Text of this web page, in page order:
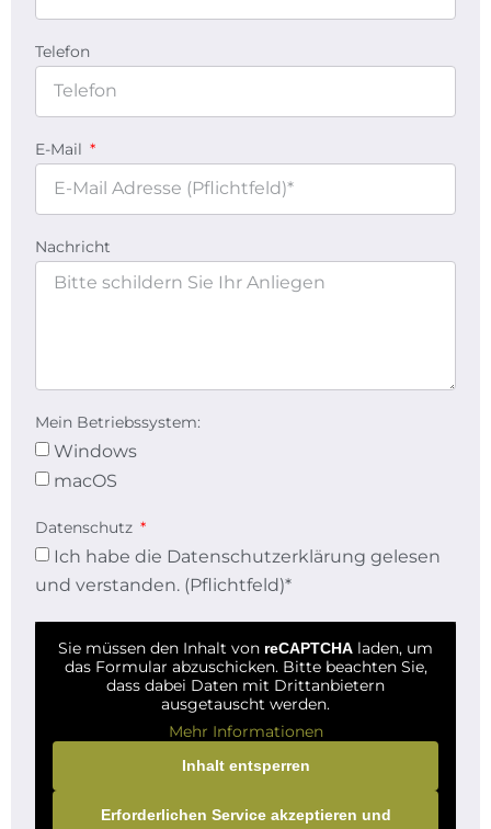
Telefon
E-Mail
Nachricht
Mein Betriebssystem:
Windows
macOS
Datenschutz
Ich habe die Datenschutzerklärung gelesen
und verstanden. (Pflichtfeld)*
Sie müssen den Inhalt von reCAPTCHA laden, um
das Formular abzuschicken. Bitte beachten Sie,
dass dabei Daten mit Drittanbietern
ausgetauscht werden.
Mehr Informationen
Inhalt entsperren
Erforderlichen Service akzeptieren und